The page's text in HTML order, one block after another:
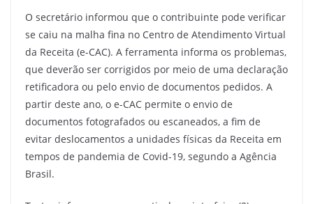
O secretário informou que o contribuinte pode verificar
se caiu na malha fina no Centro de Atendimento Virtual
da Receita (e-CAC). A ferramenta informa os problemas,
que deverão ser corrigidos por meio de uma declaração
retificadora ou pelo envio de documentos pedidos. A
partir deste ano, o e-CAC permite o envio de
documentos fotografados ou escaneados, a fim de
evitar deslocamentos a unidades físicas da Receita em
tempos de pandemia de Covid-19, segundo a Agência
Brasil.